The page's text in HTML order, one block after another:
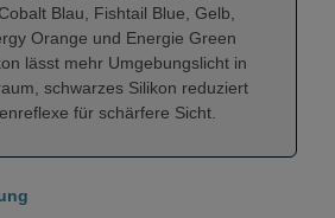
Blau, Fishtail Blue, Gelb,
Orange und Energie Green
lässt mehr Umgebungslicht in
schwarzes Silikon reduziert
für schärfere Sicht.